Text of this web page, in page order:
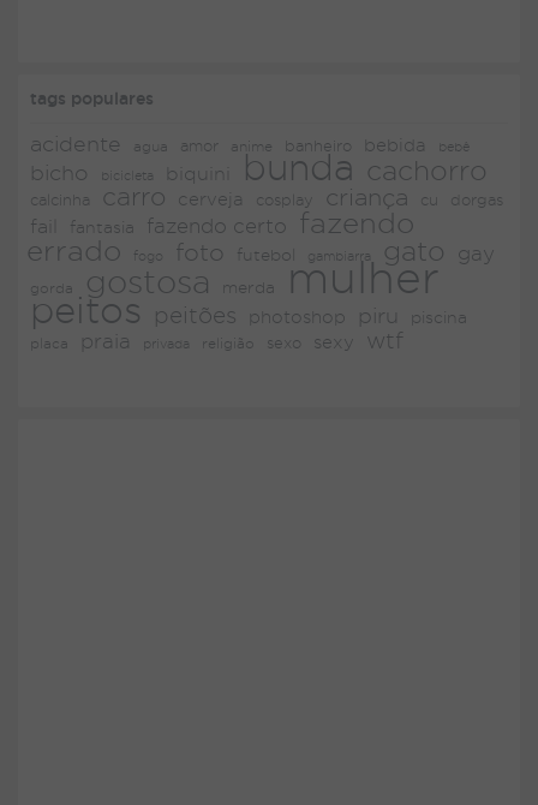
tags populares
acidente agua amor anime banheiro bebida bebê
bicho bicicleta biquini bunda cachorro
calcinha carro cerveja cosplay criança cu dorgas
fail fantasia fazendo certo
fazendo
errado
fogo foto futebol gambiarra gato gay
gorda gostosa merda mulher
peitos peitões photoshop piru piscina
placa praia privada religião sexo sexy wtf